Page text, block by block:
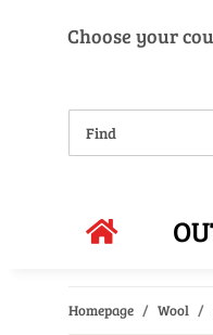
Choose your
Homepage Wool